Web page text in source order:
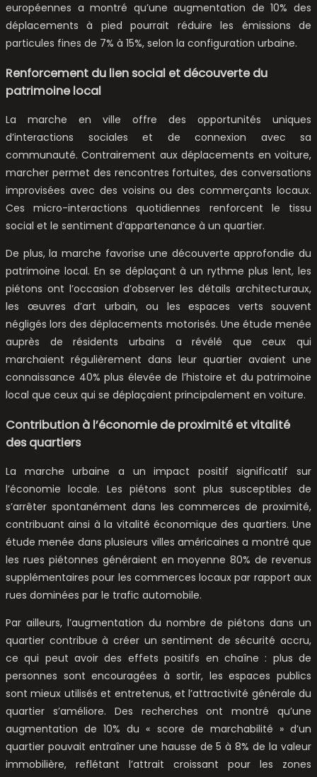
européennes a montré qu’une augmentation de 10% des
déplacements à pied pourrait réduire les émissions de
particules fines de 7% à 15%, selon la configuration urbaine.
Renforcement du lien social et découverte du
patrimoine local
La marche en ville offre des opportunités uniques
d’interactions sociales et de connexion avec sa
communauté. Contrairement aux déplacements en voiture,
marcher permet des rencontres fortuites, des conversations
improvisées avec des voisins ou des commerçants locaux.
Ces micro-interactions quotidiennes renforcent le tissu
social et le sentiment d’appartenance à un quartier.
De plus, la marche favorise une découverte approfondie du
patrimoine local. En se déplaçant à un rythme plus lent, les
piétons ont l’occasion d’observer les détails architecturaux,
les œuvres d’art urbain, ou les espaces verts souvent
négligés lors des déplacements motorisés. Une étude menée
auprès de résidents urbains a révélé que ceux qui
marchaient régulièrement dans leur quartier avaient une
connaissance 40% plus élevée de l’histoire et du patrimoine
local que ceux qui se déplaçaient principalement en voiture.
Contribution à l’économie de proximité et vitalité
des quartiers
La marche urbaine a un impact positif significatif sur
l’économie locale. Les piétons sont plus susceptibles de
s’arrêter spontanément dans les commerces de proximité,
contribuant ainsi à la vitalité économique des quartiers. Une
étude menée dans plusieurs villes américaines a montré que
les rues piétonnes généraient en moyenne 80% de revenus
supplémentaires pour les commerces locaux par rapport aux
rues dominées par le trafic automobile.
Par ailleurs, l’augmentation du nombre de piétons dans un
quartier contribue à créer un sentiment de sécurité accru,
ce qui peut avoir des effets positifs en chaîne : plus de
personnes sont encouragées à sortir, les espaces publics
sont mieux utilisés et entretenus, et l’attractivité générale du
quartier s’améliore. Des recherches ont montré qu’une
augmentation de 10% du « score de marchabilité » d’un
quartier pouvait entraîner une hausse de 5 à 8% de la valeur
immobilière, reflétant l’attrait croissant pour les zones